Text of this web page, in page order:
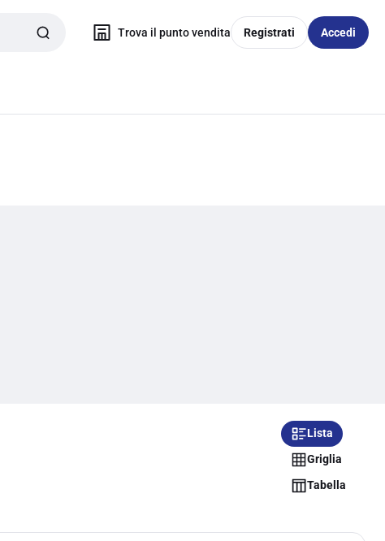
Trova il punto vendita Registrati Accedi
Lista
Griglia
Tabella